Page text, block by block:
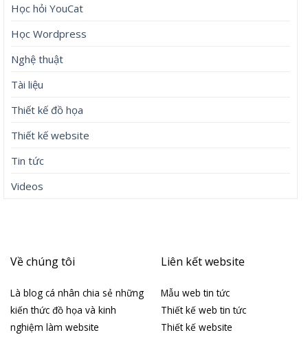
Học hỏi YouCat
Học Wordpress
Nghệ thuật
Tài liệu
Thiết kế đồ họa
Thiết kế website
Tin tức
Videos
Về chúng tôi
Là blog cá nhân chia sẻ những
kiến thức đồ họa và kinh
nghiệm làm website
Liên kết website
Mẫu web tin tức
Thiết kế web tin tức
Thiết kế website